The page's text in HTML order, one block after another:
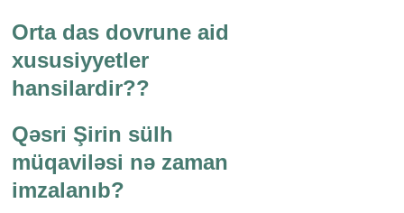
Orta das dovrune aid
xususiyyetler
hansilardir??
Qəsri Şirin sülh
müqaviləsi nə zaman
imzalanıb?